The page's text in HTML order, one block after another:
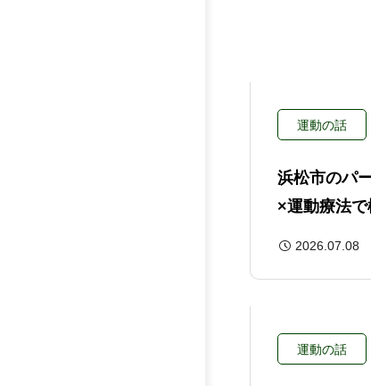
運動の話
浜松市のパ
×運動療法
2026.07.08
運動の話